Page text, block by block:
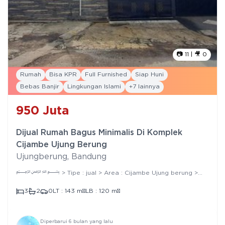
📷 11 | 🎥 0
Rumah Bisa KPR Full Furnished Siap Huni
Bebas Banjir Lingkungan Islami +7 lainnya
950 Juta
Dijual Rumah Bagus Minimalis Di Komplek
Cijambe Ujung Berung
Ujungberung, Bandung
﷽ > Tipe : jual > Area : Cijambe Ujung berung >
Furnished di Cijambe Ujung Berung Spesifikasi : > Jumlah
Legalitas : SHM Include ada kabinet, kitchet set dan water
3 2 0 LT : 143 m² LB : 120 m²
Diperbarui 6 bulan yang lalu